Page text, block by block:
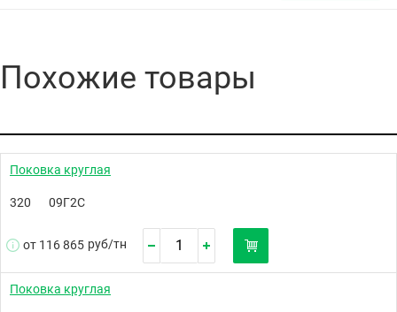
Похожие товары
Поковка круглая
320 09Г2С
от 116 865 руб/тн
Поковка круглая